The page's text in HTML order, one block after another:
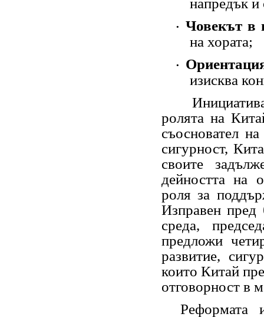
напредък
· Човекът в
на хората;
·
изисква
ролята на
съосновател
сигурност,
своите
дейността на
роля за
Изправен пред
среда,
предложи
развитие,
които Китай
отговорност в
Реформата